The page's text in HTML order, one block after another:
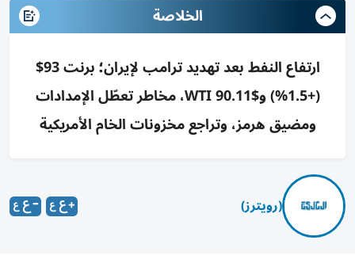
الخلاصة
ارتفاع النفط بعد تهديد ترامب لإيران؛ برنت 93$
(+1.5%) وWTI 90.11$، مخاطر تعطّل الإمدادات
ومضيق هرمز، وتراجع مخزونات الخام الأمريكية
(رويترز)